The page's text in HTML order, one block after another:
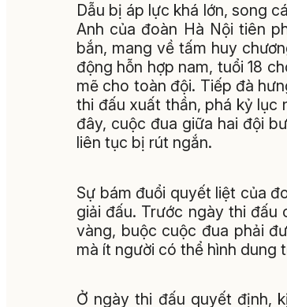
Dẫu bị áp lực khá lớn, song
Anh của đoàn Hà Nội tiên
bắn, mang về tấm huy
động hỗn hợp nam, tuổi 18
mẽ cho toàn đội. Tiếp đà
thi đấu xuất thần, phá kỷ lục
đây, cuộc đua giữa hai đội
liên tục bị rút ngắn.
Sự bám đuổi quyết liệt của
giải đấu. Trước ngày thi đấu
vàng, buộc cuộc đua phải
mà ít người có thể hình dung
Ở ngày thi đấu quyết định,